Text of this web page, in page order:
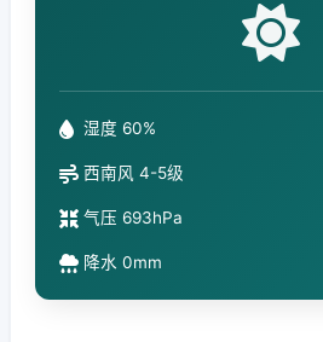
湿度 60%
西南风 4-5级
气压 693hPa
降水 0mm